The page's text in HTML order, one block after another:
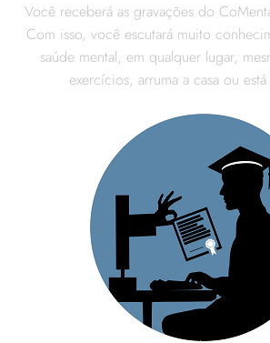
Você receberá as gravações do
Com isso, você escutará muito
saúde mental, em qualquer lugar,
exercícios, arruma a casa ou